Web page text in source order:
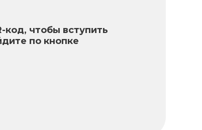
код, чтобы вступить
по кнопке